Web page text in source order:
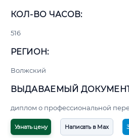
КОЛ-ВО ЧАСОВ:
516
РЕГИОН:
Волжский
ВЫДАВАЕМЫЙ
диплом о профессиональной
Узнать цену Написать в Max